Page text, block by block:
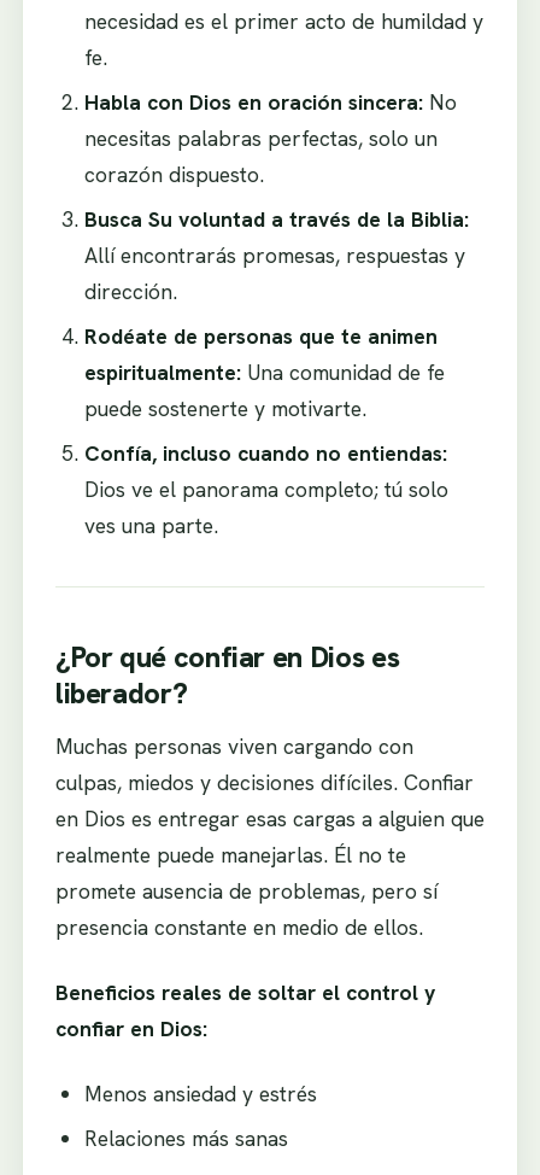
necesidad es el primer acto de humildad y
fe.
Habla con Dios en oración sincera: No
necesitas palabras perfectas, solo un
corazón dispuesto.
Busca Su voluntad a través de la Biblia:
Allí encontrarás promesas, respuestas y
dirección.
Rodéate de personas que te animen
espiritualmente: Una comunidad de fe
puede sostenerte y motivarte.
Confía, incluso cuando no entiendas:
Dios ve el panorama completo; tú solo
ves una parte.
¿Por qué confiar en Dios es
liberador?
Muchas personas viven cargando con
culpas, miedos y decisiones difíciles. Confiar
en Dios es entregar esas cargas a alguien que
realmente puede manejarlas. Él no te
promete ausencia de problemas, pero sí
presencia constante en medio de ellos.
Beneficios reales de soltar el control y
confiar en Dios:
Menos ansiedad y estrés
Relaciones más sanas